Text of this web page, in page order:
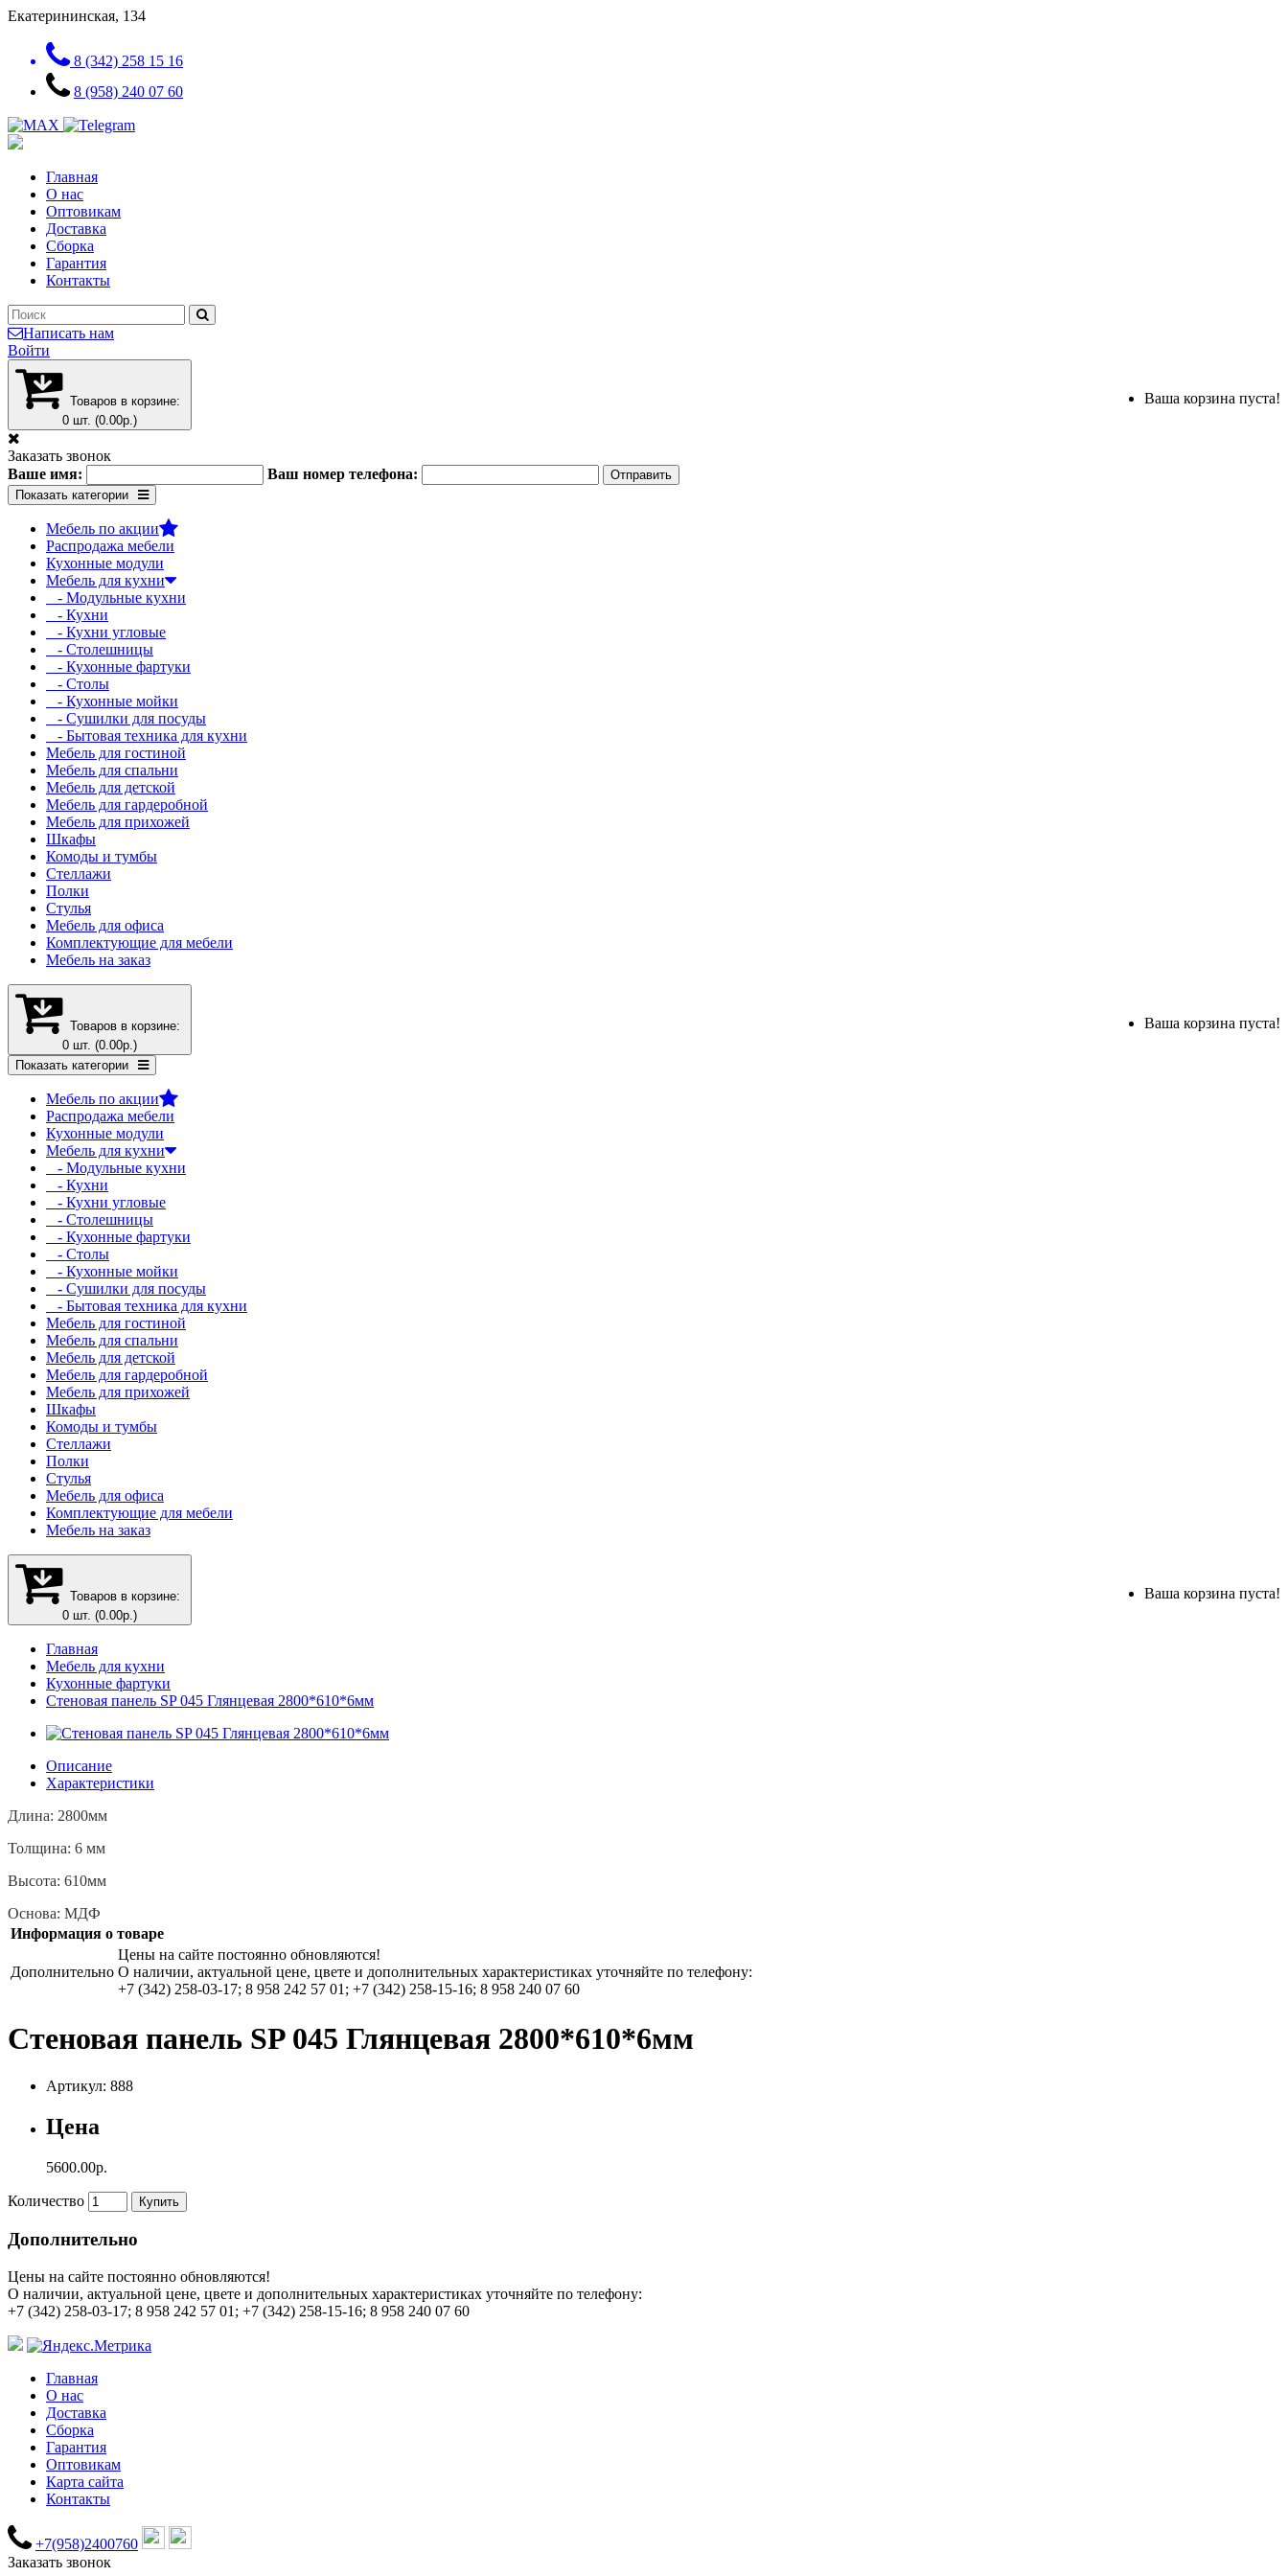
Екатерининская, 134
8 (342) 258 15 16
8 (958) 240 07 60
Главная
О нас
Оптовикам
Доставка
Сборка
Гарантия
Контакты
Написать нам
Войти
Товаров в корзине:
0 шт. (0.00р.)
Ваша корзина пуста!
Заказать звонок
Ваше имя:
Ваш номер телефона:
Показать категории
Мебель по акции
Распродажа мебели
Кухонные модули
Мебель для кухни
- Модульные кухни
- Кухни
- Кухни угловые
- Столешницы
- Кухонные фартуки
- Столы
- Кухонные мойки
- Сушилки для посуды
- Бытовая техника для кухни
Мебель для гостиной
Мебель для спальни
Мебель для детской
Мебель для гардеробной
Мебель для прихожей
Шкафы
Комоды и тумбы
Стеллажи
Полки
Стулья
Мебель для офиса
Комплектующие для мебели
Мебель на заказ
Товаров в корзине:
0 шт. (0.00р.)
Ваша корзина пуста!
Показать категории
Мебель по акции
Распродажа мебели
Кухонные модули
Мебель для кухни
- Модульные кухни
- Кухни
- Кухни угловые
- Столешницы
- Кухонные фартуки
- Столы
- Кухонные мойки
- Сушилки для посуды
- Бытовая техника для кухни
Мебель для гостиной
Мебель для спальни
Мебель для детской
Мебель для гардеробной
Мебель для прихожей
Шкафы
Комоды и тумбы
Стеллажи
Полки
Стулья
Мебель для офиса
Комплектующие для мебели
Мебель на заказ
Товаров в корзине:
0 шт. (0.00р.)
Ваша корзина пуста!
Главная
Мебель для кухни
Кухонные фартуки
Стеновая панель SP 045 Глянцевая 2800*610*6мм
Описание
Характеристики
Длина: 2800мм
Толщина: 6 мм
Высота: 610мм
Основа: МДФ
Информация о товаре
Дополнительно
Цены на сайте постоянно обновляются!
О наличии, актуальной цене, цвете и дополнительных характеристиках уточняйте по телефону:
+7 (342) 258-03-17; 8 958 242 57 01; +7 (342) 258-15-16; 8 958 240 07 60
Стеновая панель SP 045 Глянцевая 2800*610*6мм
Артикул: 888
Цена
5600.00р.
Количество Купить
Дополнительно
Цены на сайте постоянно обновляются!
О наличии, актуальной цене, цвете и дополнительных характеристиках уточняйте по телефону:
+7 (342) 258-03-17; 8 958 242 57 01; +7 (342) 258-15-16; 8 958 240 07 60
Главная
О нас
Доставка
Сборка
Гарантия
Оптовикам
Карта сайта
Контакты
+7(958)2400760
Заказать звонок